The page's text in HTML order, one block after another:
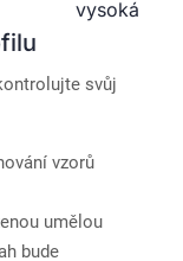
vysoká
svůj
vzorů
umělou
bude